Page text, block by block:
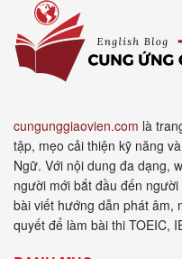
cungunggiaovien.com là
tập, mẹo cải thiện kỹ năng
Ngữ. Với nội dung đa dạng,
người mới bắt đầu đến
bài viết hướng dẫn phát âm,
quyết để làm bài thi TOEIC,